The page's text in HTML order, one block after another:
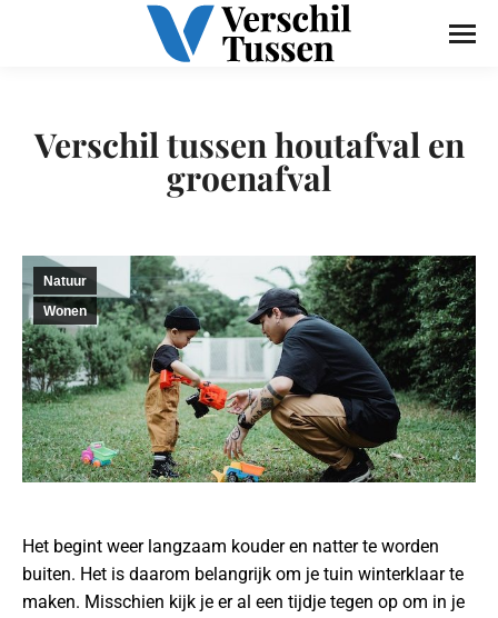
Verschil tussen houtafval en
groenafval
Natuur
Wonen
Het begint weer langzaam kouder en natter te worden
buiten. Het is daarom belangrijk om je tuin winterklaar te
maken. Misschien kijk je er al een tijdje tegen op om in je